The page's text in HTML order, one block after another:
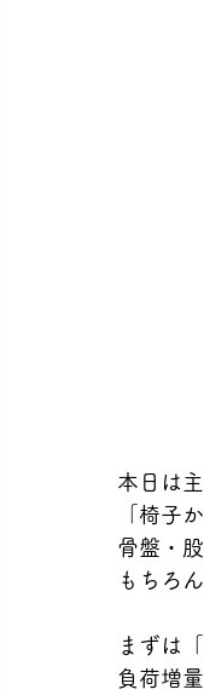
本日は
「椅子
骨盤・
もちろ
まずは
負荷増